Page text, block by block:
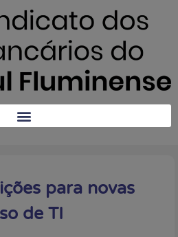
para novas
de TI